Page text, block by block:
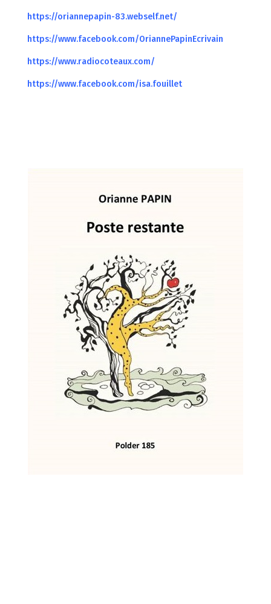
https://oriannepapin-83.webself.net/
https://www.facebook.com/OriannePapinEcrivain
https://www.radiocoteaux.com/
https://www.facebook.com/isa.fouillet